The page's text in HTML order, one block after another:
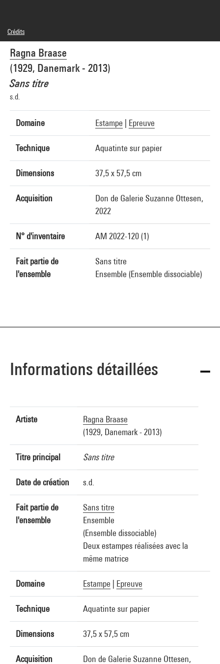
Ragna Braase
(1929, Danemark - 2013)
Sans titre
s.d.
Domaine Estampe Epreuve
Technique Aquatinte sur papier
Dimensions 37,5 x 57,5 cm
Acquisition
Don de Galerie Suzanne Ottesen,
2022
N° d'inventaire AM 2022-120 (1)
Fait partie de
l'ensemble
Sans titre
Ensemble (Ensemble dissociable)
Crédits
© droits réservés
Crédit photographique : Centre Pompidou, MNAM-CCI/Audrey Laurans/Dist.
GrandPalaisRmn
Réf. image : 4Y03909
Diffusion image :
Informations détaillées
Artiste
Ragna Braase
(1929, Danemark - 2013)
Titre principal Sans titre
Date de création s.d.
Fait partie de
l'ensemble
Sans titre
Ensemble
(Ensemble dissociable)
Deux estampes réalisées avec la
même matrice
Domaine Estampe Epreuve
Technique Aquatinte sur papier
Dimensions 37,5 x 57,5 cm
Acquisition Don de Galerie Suzanne Ottesen,